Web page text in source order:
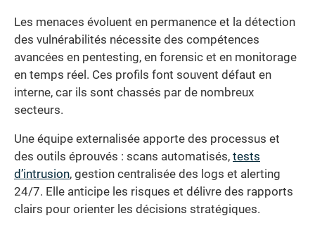
Les menaces évoluent en permanence et la détection
des vulnérabilités nécessite des compétences
avancées en pentesting, en forensic et en monitorage
en temps réel. Ces profils font souvent défaut en
interne, car ils sont chassés par de nombreux
secteurs.
Une équipe externalisée apporte des processus et
des outils éprouvés : scans automatisés, tests
d’intrusion, gestion centralisée des logs et alerting
24/7. Elle anticipe les risques et délivre des rapports
clairs pour orienter les décisions stratégiques.